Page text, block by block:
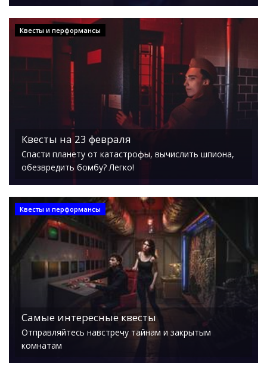
Квесты и перформансы
Квесты на 23 февраля
Спасти планету от катастрофы, вычислить шпиона,
обезвредить бомбу? Легко!
Квесты и перформансы
Самые интересные квесты
Отправляйтесь навстречу тайнам и закрытым
комнатам